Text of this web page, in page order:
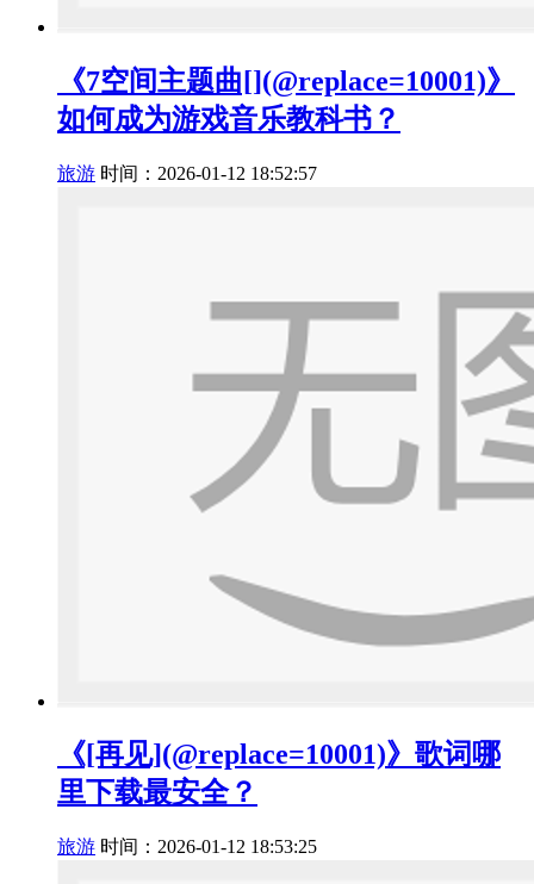
《7空间主题曲[](@replace=10001)》
如何成为游戏音乐教科书？
旅游 时间：2026-01-12 18:52:57
《[再见](@replace=10001)》歌词哪
里下载最安全？
旅游 时间：2026-01-12 18:53:25